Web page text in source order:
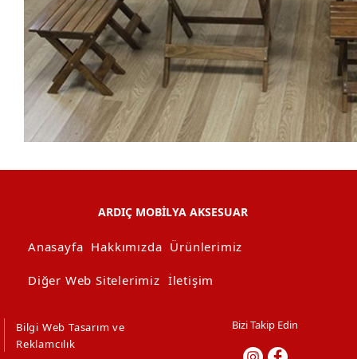
ARDIÇ MOBİLYA AKSESUAR
Anasayfa Hakkımızda Ürünlerimiz
Diğer Web Sitelerimiz İletişim
Bilgi Web Tasarım ve
Reklamcılık
Bizi Takip Edin